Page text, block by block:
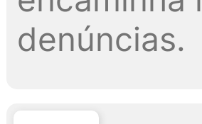
denúncias.